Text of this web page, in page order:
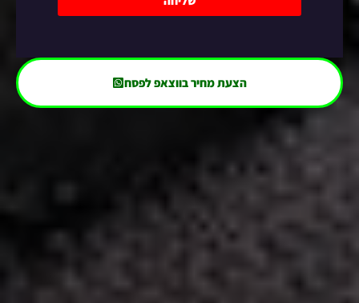
הצעת מחיר בווצאפ לפסח